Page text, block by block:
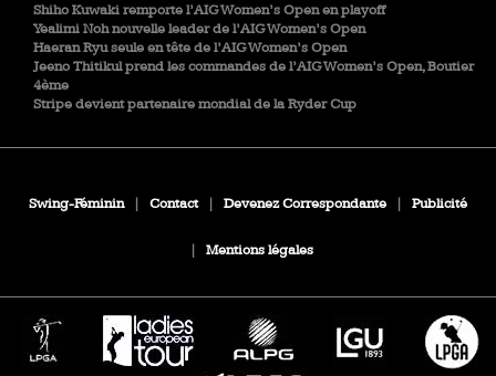
Shiho Kuwaki remporte l’AIG Women’s Open en playoff
Yealimi Noh nouvelle leader de l’AIG Women’s Open
Haeran Ryu seule en tête de l’AIG Women’s Open
Jeeno Thitikul prend les commandes de l’AIG Women’s Open, Boutier
4ème
Stripe devient partenaire mondial de la Ryder Cup
Swing-Féminin | Contact | Devenez Correspondante | Publicité
| Mentions légales